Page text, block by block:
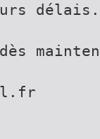
délais.